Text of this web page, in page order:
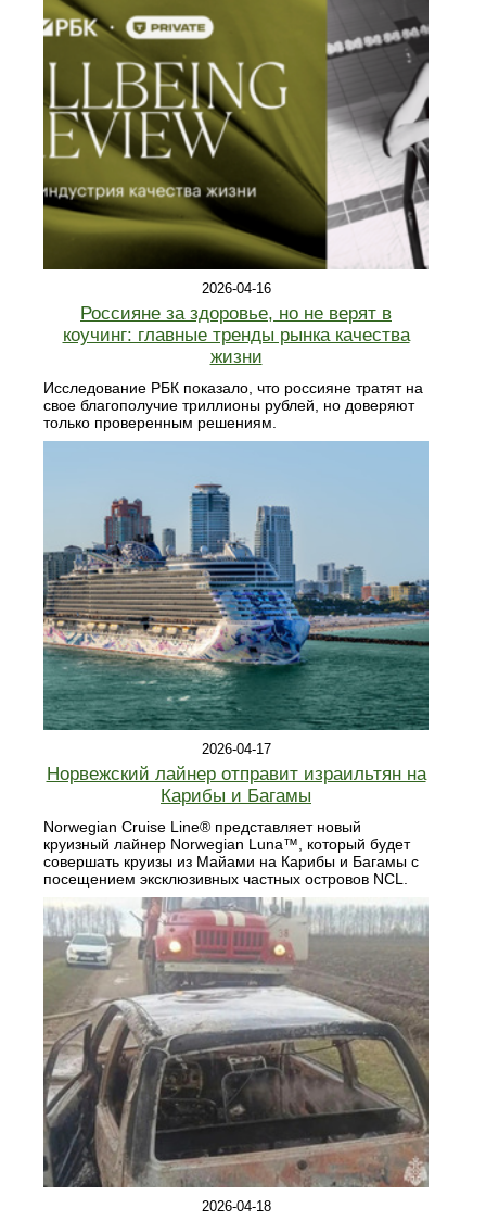
2026-04-16
Россияне за здоровье, но не верят в
коучинг: главные тренды рынка качества
жизни
Исследование РБК показало, что россияне тратят на
свое благополучие триллионы рублей, но доверяют
только проверенным решениям.
2026-04-17
Норвежский лайнер отправит израильтян на
Карибы и Багамы
Norwegian Cruise Line® представляет новый
круизный лайнер Norwegian Luna™, который будет
совершать круизы из Майами на Карибы и Багамы с
посещением эксклюзивных частных островов NCL.
2026-04-18